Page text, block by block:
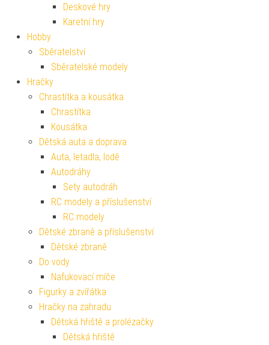
Deskové hry
Karetní hry
Hobby
Sběratelství
Sběratelské modely
Hračky
Chrastítka a kousátka
Chrastítka
Kousátka
Dětská auta a doprava
Auta, letadla, lodě
Autodráhy
Sety autodráh
RC modely a příslušenství
RC modely
Dětské zbraně a příslušenství
Dětské zbraně
Do vody
Nafukovací míče
Figurky a zvířátka
Hračky na zahradu
Dětská hřiště a prolézačky
Dětská hřiště